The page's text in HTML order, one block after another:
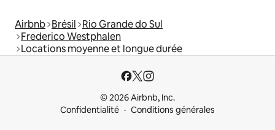
Airbnb Brésil Rio Grande do Sul
Frederico Westphalen
Locations moyenne et longue durée
© 2026 Airbnb, Inc.
Confidentialité
Conditions générales